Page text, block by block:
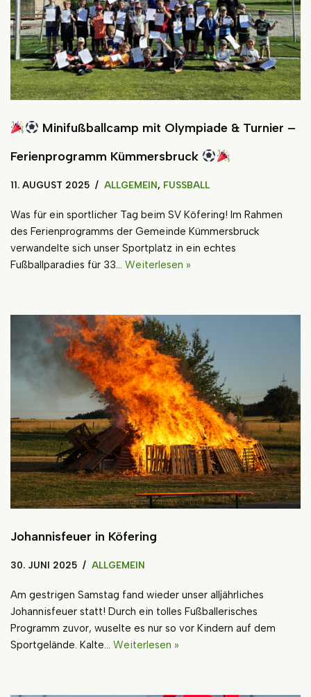
Minifußballcamp mit Olympiade & Turnier –
Ferienprogramm Kümmersbruck
11. AUGUST 2025 ALLGEMEIN, FUSSBALL
Was für ein sportlicher Tag beim SV Köfering! Im Rahmen
des Ferienprogramms der Gemeinde Kümmersbruck
verwandelte sich unser Sportplatz in ein echtes
Fußballparadies für 33… Weiterlesen »
Johannisfeuer in Köfering
30. JUNI 2025 ALLGEMEIN
Am gestrigen Samstag fand wieder unser alljährliches
Johannisfeuer statt! Durch ein tolles Fußballerisches
Programm zuvor, wuselte es nur so vor Kindern auf dem
Sportgelände. Kalte… Weiterlesen »